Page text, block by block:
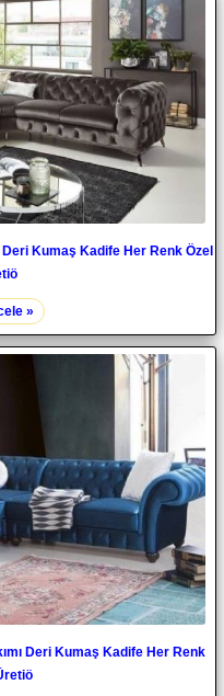
Kumaş Kadife Her Renk Özel
»
Deri Kumaş Kadife Her Renk